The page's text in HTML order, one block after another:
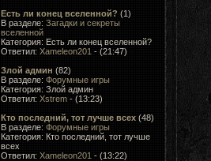
Есть ли конец вселенной? (1)
В разделе: Загадки и секреты
вселенной
Категория: Есть ли конец вселенной?
Ответил: Xameleon201 - (21:47)
Злой админ (82)
В разделе: Форумные игры
Категория: Злой админ
Ответил: Xstrem- (13:23)
Кто последний, тот лучше всеx(48)
В разделе: Форумные игры
Категория: Кто последний, тот лучше
всеx
Ответил: Xameleon201 - (13:22)